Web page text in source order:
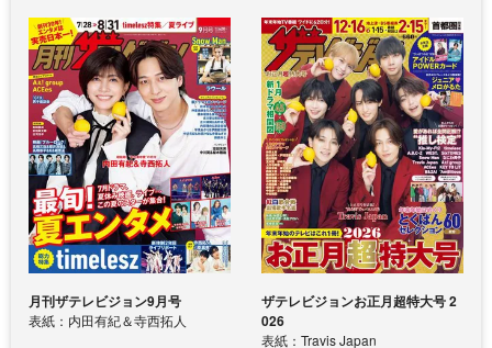
月刊ザテレビジョン9月号
表紙：内田有紀＆寺西拓人
ザテレビジョンお正月超特大号 2
026
表紙：Travis Japan